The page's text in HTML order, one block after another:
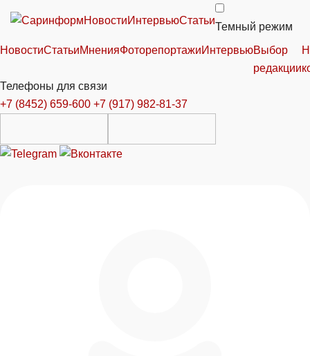
НовостиИнтервьюСтатьи
Темный режим
НовостиСтатьиМненияФоторепортажиИнтервьюВыбор
редакции
Телефоны для связи
+7 (8452) 659-600 +7 (917) 982-81-37